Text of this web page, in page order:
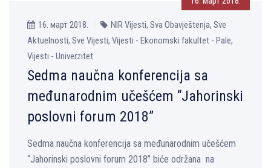
16. март 2018.
NIR Vijesti, Sva Obavještenja, Sve
Aktuelnosti, Sve Vijesti, Vijesti - Ekonomski fakultet - Pale,
Vijesti - Univerzitet
Sedma naučna konferencija sa
međunarodnim učešćem “Jahorinski
poslovni forum 2018”
Sedma naučna konferencija sa međunarodnim učešćem
“Jahorinski poslovni forum 2018” biće održana na